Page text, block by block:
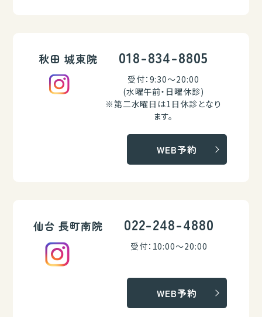
秋田 城東院 018-834-8805
受付：9:30～20:00
(水曜午前・日曜休診)
※第二水曜日は1日休診となり
ます。
WEB予約
仙台 長町南院 022-248-4880
受付：10:00～20:00
WEB予約